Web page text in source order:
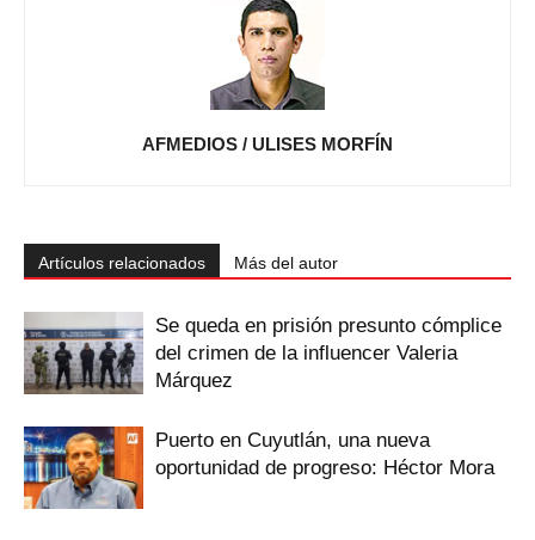
AFMEDIOS / ULISES MORFÍN
Artículos relacionados Más del autor
Se queda en prisión presunto cómplice
del crimen de la influencer Valeria
Márquez
Puerto en Cuyutlán, una nueva
oportunidad de progreso: Héctor Mora